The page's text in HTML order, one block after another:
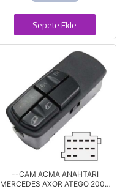
Sepete Ekle
--CAM ACMA ANAHTARI
MERCEDES AXOR ATEGO 2003